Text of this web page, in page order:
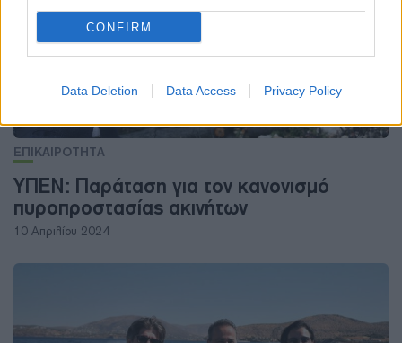
CONFIRM
Data Deletion Data Access Privacy Policy
ΕΠΙΚΑΙΡΟΤΗΤΑ
ΥΠΕΝ: Παράταση για τον κανονισμό
πυροπροστασίας ακινήτων
10 Απριλίου 2024